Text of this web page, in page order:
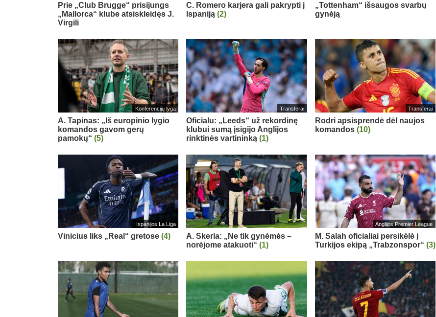
Prie „Club Brugge“ prisijungs
„Mallorca“ klube atsiskleidęs J.
Virgili
C. Romero karjera gali pakrypti į
Ispaniją(2)
„Tottenham“ išsaugos svarbų
gynėją
Konferencijų lyga
A. Tapinas: „Iš europinio lygio
komandos gavom gerų
pamokų“ (5)
Transferai
Oficialu: „Leeds“ už rekordinę
klubui sumą įsigijo Anglijos
rinktinės vartininką(1)
Transferai
Rodri apsisprendė dėl naujos
komandos (10)
Ispanijos La Liga
Vinicius liks „Real“ gretose (4)
A. Skerla: „Ne tik gynėmės –
norėjome atakuoti“(1)
Anglijos Premier League
M. Salah oficialiai persikėlė į
Turkijos ekipą „Trabzonspor“ (3)